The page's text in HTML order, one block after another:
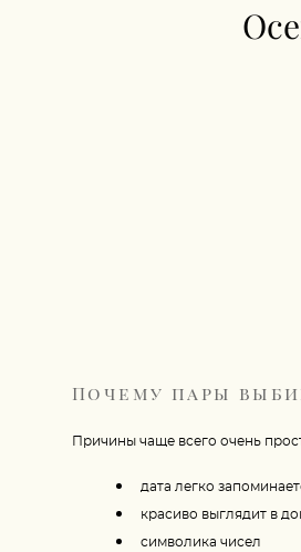
Почему пары
Причины чаще всего очень
дата легко
красиво выглядит в
символика чисел